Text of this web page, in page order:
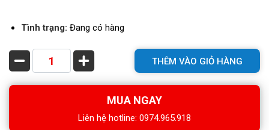
Tình trạng: Đang có hàng
THÊM VÀO GIỎ HÀNG
MUA NGAY
Liên hệ hotline: 0974.965.918